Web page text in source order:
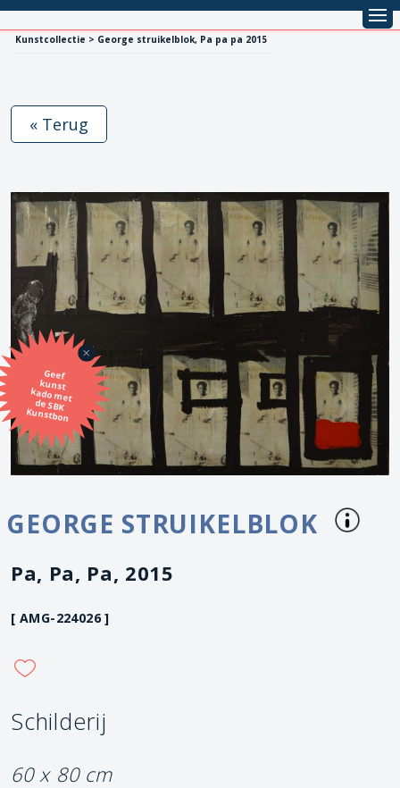
Kunstcollectie > George struikelblok, Pa pa pa 2015
Geef
kunst
kado met
de SBK
Kunstbon
« Terug
GEORGE STRUIKELBLOK
Pa, Pa, Pa, 2015
[ AMG-224026 ]
Schilderij
60 x 80 cm